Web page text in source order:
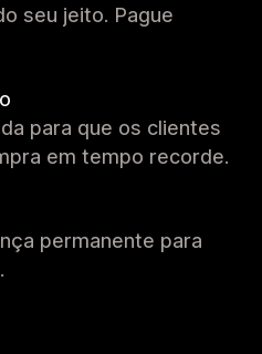
seu jeito. Pague
para que os clientes
em tempo recorde.
permanente para